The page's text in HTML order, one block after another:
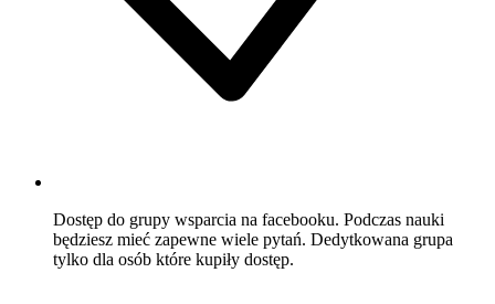
Dostęp do grupy wsparcia na facebooku. Podczas nauki
będziesz mieć zapewne wiele pytań. Dedytkowana grupa
tylko dla osób które kupiły dostęp.